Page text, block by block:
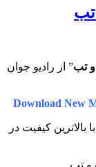
جوان
کیفیت در